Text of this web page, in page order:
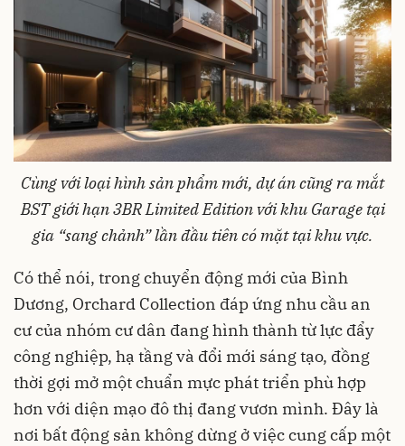
Cùng với loại hình sản phẩm mới, dự án cũng ra mắt
BST giới hạn 3BR Limited Edition với khu Garage tại
gia “sang chảnh” lần đầu tiên có mặt tại khu vực.
Có thể nói, trong chuyển động mới của Bình
Dương, Orchard Collection đáp ứng nhu cầu an
cư của nhóm cư dân đang hình thành từ lực đẩy
công nghiệp, hạ tầng và đổi mới sáng tạo, đồng
thời gợi mở một chuẩn mực phát triển phù hợp
hơn với diện mạo đô thị đang vươn mình. Đây là
nơi bất động sản không dừng ở việc cung cấp một